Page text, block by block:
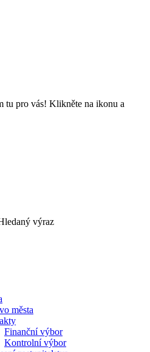
tu pro vás! Klikněte na ikonu a
výraz
města
Finanční výbor
Kontrolní výbor